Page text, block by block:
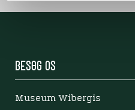
Besøg os
Museum Wibergis